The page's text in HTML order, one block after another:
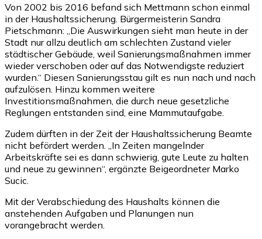
Von 2002 bis 2016 befand sich Mettmann schon einmal
in der Haushaltssicherung. Bürgermeisterin Sandra
Pietschmann: „Die Auswirkungen sieht man heute in der
Stadt nur allzu deutlich am schlechten Zustand vieler
städtischer Gebäude, weil Sanierungsmaßnahmen immer
wieder verschoben oder auf das Notwendigste reduziert
wurden.“ Diesen Sanierungsstau gilt es nun nach und nach
aufzulösen. Hinzu kommen weitere
Investitionsmaßnahmen, die durch neue gesetzliche
Reglungen entstanden sind, eine Mammutaufgabe.
Zudem dürften in der Zeit der Haushaltssicherung Beamte
nicht befördert werden. „In Zeiten mangelnder
Arbeitskräfte sei es dann schwierig, gute Leute zu halten
und neue zu gewinnen“, ergänzte Beigeordneter Marko
Sucic.
Mit der Verabschiedung des Haushalts können die
anstehenden Aufgaben und Planungen nun
vorangebracht werden.